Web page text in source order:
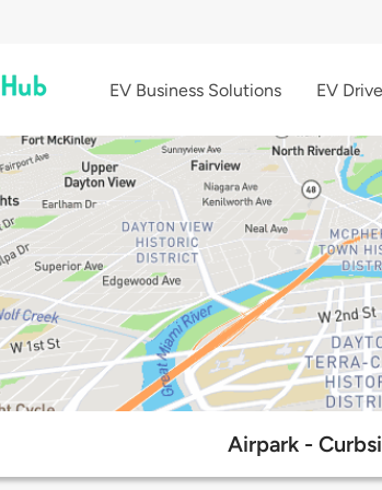
EV Business Solutions EV
Airpark -